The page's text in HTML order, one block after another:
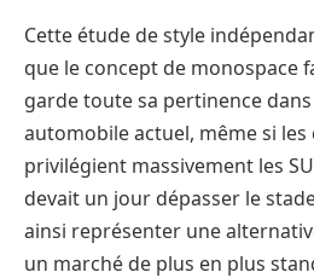
Cette étude de style
que le concept de monospace
garde toute sa pertinence
automobile actuel, même si
privilégient massivement les
devait un jour dépasser le
ainsi représenter une
un marché de plus en plus